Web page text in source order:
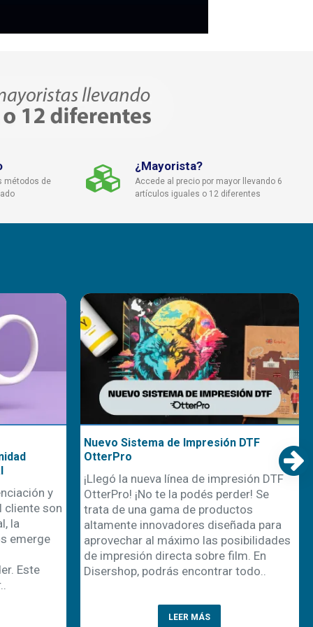
métodos de
¿Mayorista?
Accede al precio por mayor llevando 6
artículos iguales o 12 diferentes
y
cliente son
la
emerge
Este
Nuevo Sistema de Impresión DTF
OtterPro
¡Llegó la nueva línea de impresión DTF
OtterPro! ¡No te la podés perder! Se
trata de una gama de productos
altamente innovadores diseñada para
aprovechar al máximo las posibilidades
de impresión directa sobre film. En
Disershop, podrás encontrar todo..
LEER MÁS